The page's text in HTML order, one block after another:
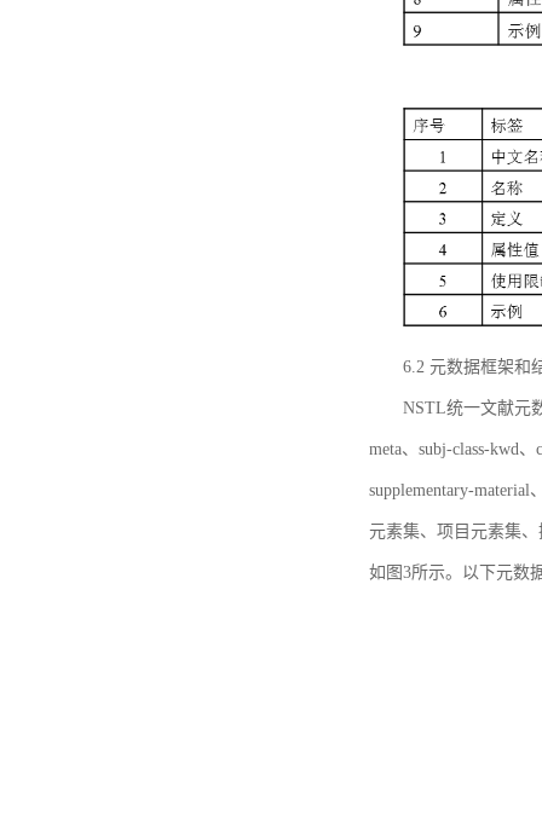
6.2 元数据框架和
NSTL统一文献元
meta、subj-class-kwd
supplementary-
元素集、项目元素集
如图3所示。以下元数